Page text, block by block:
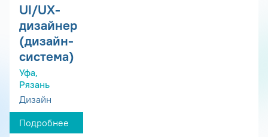
UI/UX-
дизайнер
(дизайн-
система)
Уфа,
Рязань
Дизайн
Подробнее